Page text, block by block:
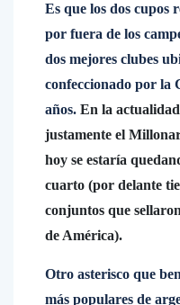
Es que los dos cupos
por fuera de los
dos mejores clubes
confeccionado por la
años. En la
justamente el
hoy se estaría
cuarto (por delante
conjuntos que
de América).
Otro asterisco que
más populares de